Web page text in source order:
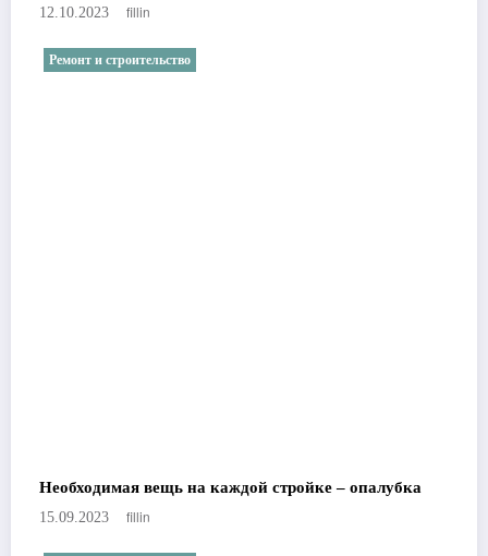
12.10.2023 fillin
Ремонт и строительство
Необходимая вещь на каждой стройке – опалубка
15.09.2023 fillin